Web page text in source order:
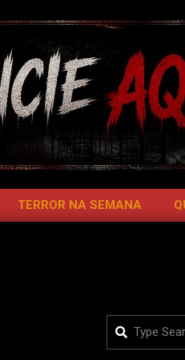
TERROR NA SEMANA
Search